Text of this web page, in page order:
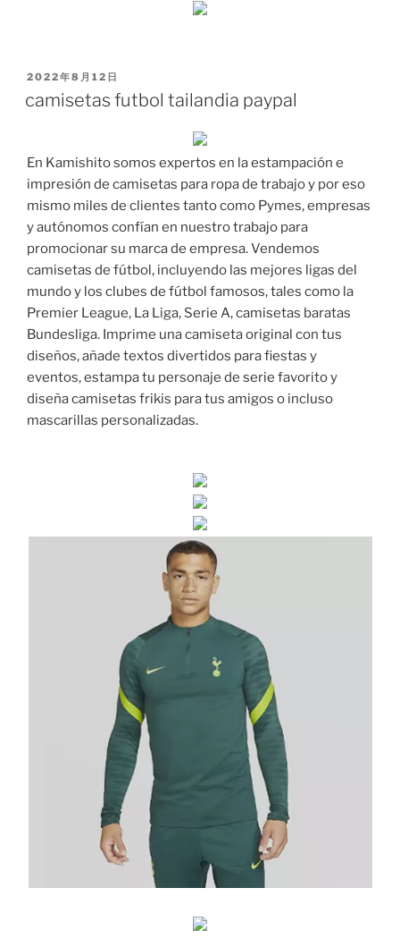
PUBLICADO
2022年8月12日
camisetas futbol tailandia paypal
En Kamishito somos expertos en la estampación e
impresión de camisetas para ropa de trabajo y por eso
mismo miles de clientes tanto como Pymes, empresas
y autónomos confían en nuestro trabajo para
promocionar su marca de empresa. Vendemos
camisetas de fútbol, incluyendo las mejores ligas del
mundo y los clubes de fútbol famosos, tales como la
Premier League, La Liga, Serie A, camisetas baratas
Bundesliga. Imprime una camiseta original con tus
diseños, añade textos divertidos para fiestas y
eventos, estampa tu personaje de serie favorito y
diseña camisetas frikis para tus amigos o incluso
mascarillas personalizadas.